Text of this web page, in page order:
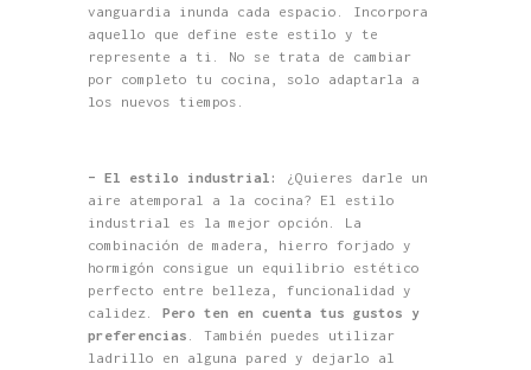
vanguardia inunda cada espacio. Incorpora
aquello que define este estilo y te
represente a ti. No se trata de cambiar
por completo tu cocina, solo adaptarla a
los nuevos tiempos.
– El estilo industrial:
¿Quieres darle un
aire atemporal a la cocina? El estilo
industrial es la mejor opción. La
combinación de madera, hierro forjado y
hormigón consigue un equilibrio estético
perfecto entre belleza, funcionalidad y
calidez. Pero ten en cuenta tus gustos y
preferencias . También puedes utilizar
ladrillo en alguna pared y dejarlo al